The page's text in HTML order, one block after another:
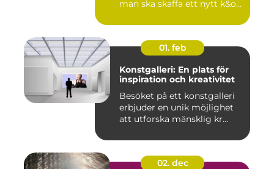
man ska skaffa ett nytt k&o...
01. feb
Konstgalleri: En plats för
inspiration och kreativitet
Besöket på ett konstgalleri
erbjuder en unik möjlighet
att utforska mänsklig kr...
02. dec